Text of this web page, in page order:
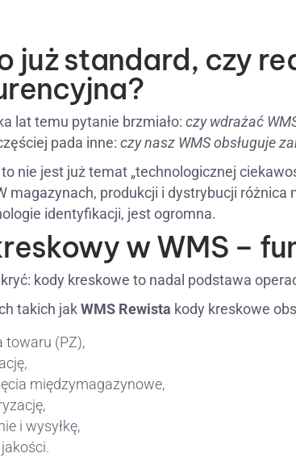
już standard, czy
lat temu pytanie brzmiało: czy wdrażać
pada inne: czy nasz WMS obsługuje
nie jest już temat „technologicznej
magazynach, produkcji i dystrybucji
identyfikacji, jest ogromna.
w WMS –
kody kreskowe to nadal podstawa
takich jakWMS Rewista kody kreskowe
towaru (PZ),
międzymagazynowe,
i wysyłkę,